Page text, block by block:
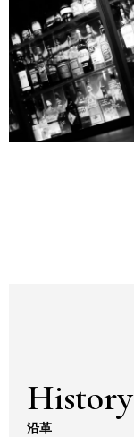
History
沿革